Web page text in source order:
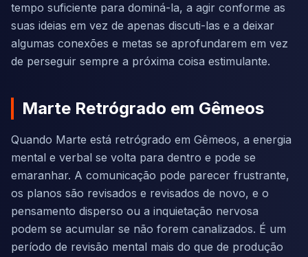
tempo suficiente para dominá-la, a agir conforme as
suas ideias em vez de apenas discuti-las e a deixar
algumas conexões e metas se aprofundarem em vez
de perseguir sempre a próxima coisa estimulante.
Marte Retrógrado em Gêmeos
Quando Marte está retrógrado em Gêmeos, a energia
mental e verbal se volta para dentro e pode se
emaranhar. A comunicação pode parecer frustrante,
os planos são revisados e revisados de novo, e o
pensamento disperso ou a inquietação nervosa
podem se acumular se não forem canalizados. É um
período de revisão mental mais do que de produção